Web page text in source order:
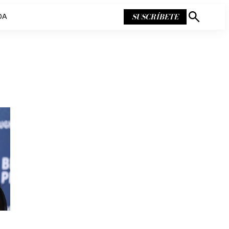
SUSCRÍBETE
Mostrar